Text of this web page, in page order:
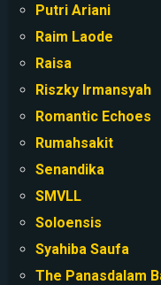
Putri Ariani
Raim Laode
Raisa
Riszky Irmansyah
Romantic Echoes
Rumahsakit
Senandika
SMVLL
Soloensis
Syahiba Saufa
The Panasdalam